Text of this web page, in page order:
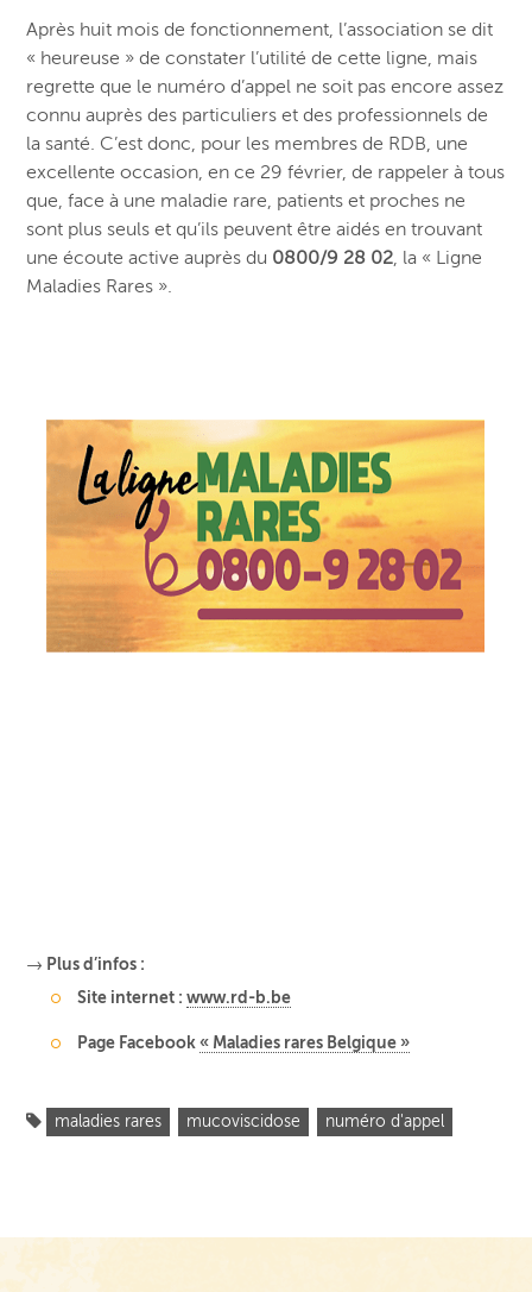
Après huit mois de fonctionnement, l’association se dit
« heureuse » de constater l’utilité de cette ligne, mais
regrette que le numéro d’appel ne soit pas encore assez
connu auprès des particuliers et des professionnels de
la santé. C’est donc, pour les membres de RDB, une
excellente occasion, en ce 29 février, de rappeler à tous
que, face à une maladie rare, patients et proches ne
sont plus seuls et qu’ils peuvent être aidés en trouvant
une écoute active auprès du 0800/9 28 02, la « Ligne
Maladies Rares ».
→ Plus d’infos :
Site internet :www.rd-b.be
Page Facebook« Maladies rares Belgique »
maladies rares mucoviscidose numéro d'appel